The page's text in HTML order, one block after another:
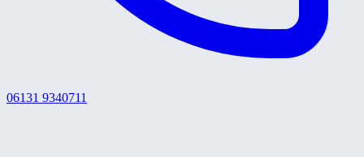
06131 9340711